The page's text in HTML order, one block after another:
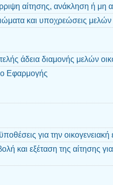
αίτησης, ανάκληση ή μη
και υποχρεώσεις μελών
άδεια διαμονής μελών
Εφαρμογής
για την
και εξέταση της αίτησης για